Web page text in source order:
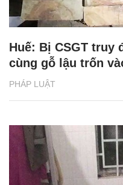
PHÁP LUẬT
Huế: Bị CSGT truy
cùng gỗ lậu trốn